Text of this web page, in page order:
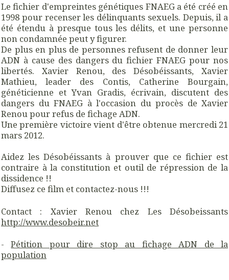
Le fichier d'empreintes génétiques FNAEG a été créé en
1998 pour recenser les délinquants sexuels. Depuis, il a
été étendu à presque tous les délits, et une personne
non condamnée peut y figurer.
De plus en plus de personnes refusent de donner leur
ADN à cause des dangers du fichier FNAEG pour nos
libertés. Xavier Renou, des Désobéissants, Xavier
Mathieu, leader des Contis, Catherine Bourgain,
généticienne et Yvan Gradis, écrivain, discutent des
dangers du FNAEG à l'occasion du procès de Xavier
Renou pour refus de fichage ADN.
Une première victoire vient d'être obtenue mercredi 21
mars 2012.
Aidez les Désobéissants à prouver que ce fichier est
contraire à la constitution et outil de répression de la
dissidence !!
Diffusez ce film et contactez-nous !!!
Contact : Xavier Renou chez Les Désobeissants
http://www.desobeir.net
-Pétition pour dire stop au fichage ADN de la
population